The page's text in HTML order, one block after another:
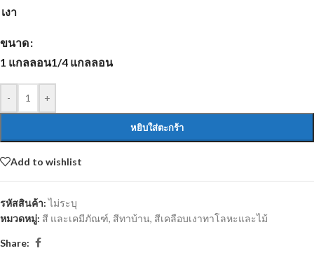
เงา
ขนาด
1 แกลลอน1/4 แกลลอน
- +
หยิบใส่ตะกร้า
Add to wishlist
รหัสสินค้า:ไม่ระบุ
หมวดหมู่: สี และเคมีภัณฑ์, สีทาบ้าน, สีเคลือบเงาทาโลหะและไม้
Share: